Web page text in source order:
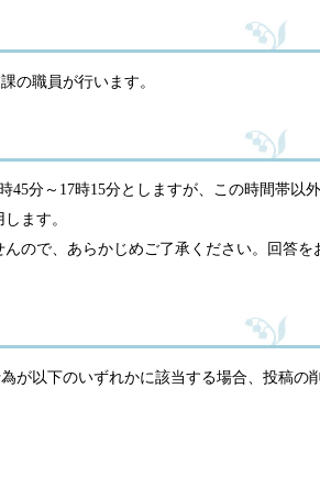
の職員が行います。
分～17時15分としますが、この時間帯以
ます。
ので、あらかじめご了承ください。回答
以下のいずれかに該当する場合、投稿の